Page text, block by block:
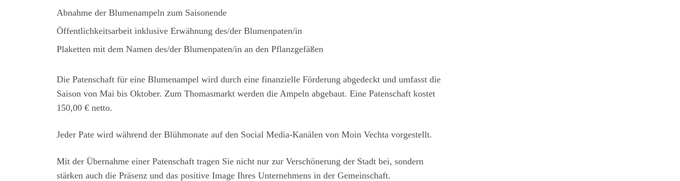
Abnahme der Blumenampeln zum Saisonende
Öffentlichkeitsarbeit inklusive Erwähnung des/der Blumenpaten/in
Plaketten mit dem Namen des/der Blumenpaten/in an den Pflanzgefäßen
Die Patenschaft für eine Blumenampel wird durch eine finanzielle Förderung abgedeckt und umfasst die
Saison von Mai bis Oktober. Zum Thomasmarkt werden die Ampeln abgebaut. Eine Patenschaft kostet
150,00 € netto.
Jeder Pate wird während der Blühmonate auf den Social Media-Kanälen von Moin Vechta vorgestellt.
Mit der Übernahme einer Patenschaft tragen Sie nicht nur zur Verschönerung der Stadt bei, sondern
stärken auch die Präsenz und das positive Image Ihres Unternehmens in der Gemeinschaft.